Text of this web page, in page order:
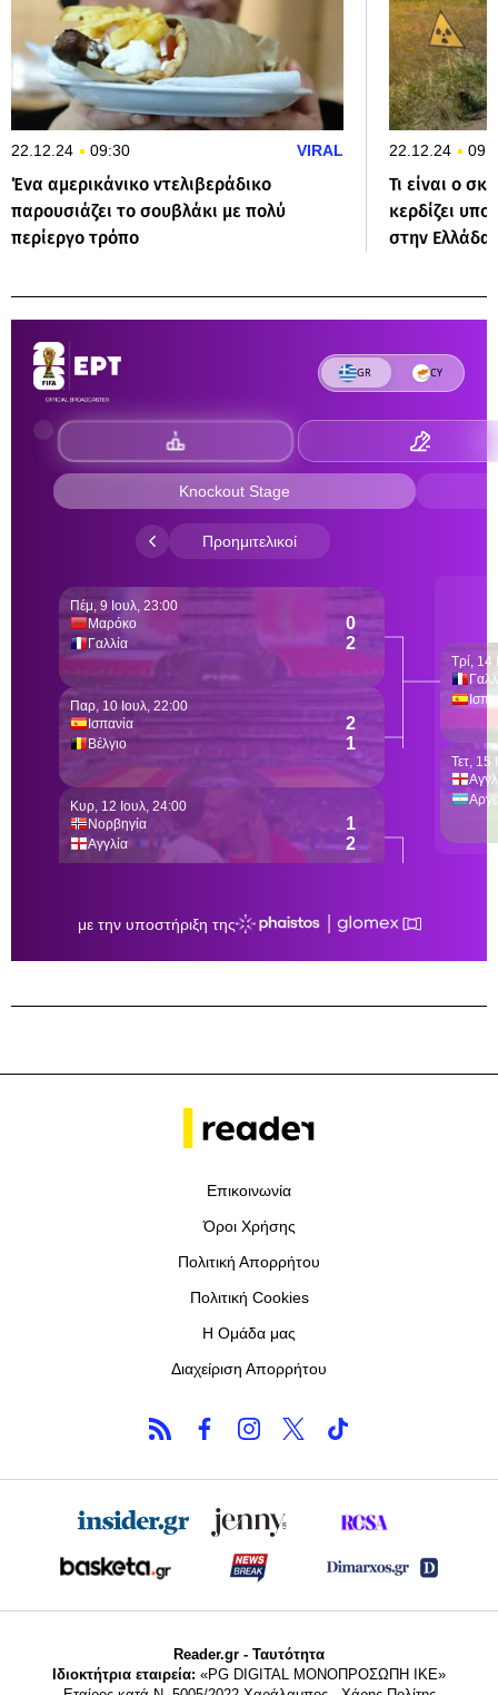
22.12.24 09:30 VIRAL
Ένα αμερικάνικο ντελιβεράδικο
παρουσιάζει το σουβλάκι με πολύ
περίεργο τρόπο
22.12.24
Τι είναι ο
κερδίζει
στην Ελλάδα
Επικοινωνία
Όροι Χρήσης
Πολιτική Απορρήτου
Πολιτική Cookies
Η Ομάδα μας
Διαχείριση Απορρήτου
Reader.gr - Ταυτότητα
Ιδιοκτήτρια εταιρεία: «PG DIGITAL MONΟΠΡΟΣΩΠΗ ΙΚΕ»